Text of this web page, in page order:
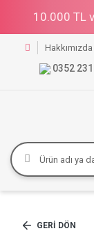
10.000 TL
Hakkımızda
0352
GERI DÖN